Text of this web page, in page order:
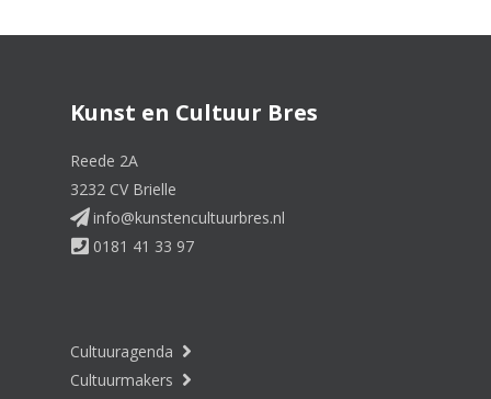
Kunst en Cultuur Bres
Reede 2A
3232 CV Brielle
info@kunstencultuurbres.nl
0181 41 33 97
Cultuuragenda
Cultuurmakers